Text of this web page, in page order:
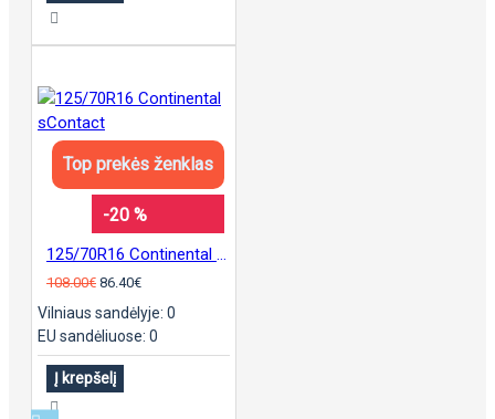
Top prekės ženklas
-20 %
108.00€ 86.40€
Vilniaus sandėlyje: 0
EU sandėliuose: 0
Į krepšelį